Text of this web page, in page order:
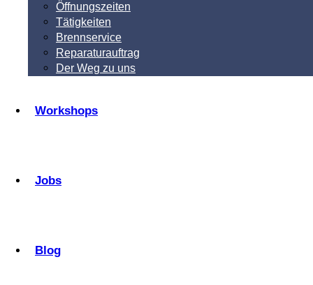
Öffnungszeiten
Tätigkeiten
Brennservice
Reparaturauftrag
Der Weg zu uns
Workshops
Jobs
Blog